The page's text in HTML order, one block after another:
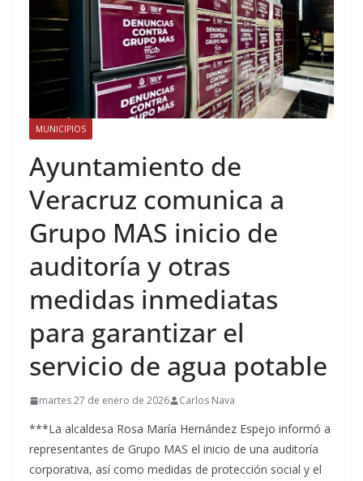
MUNICIPIOS
Ayuntamiento de
Veracruz comunica a
Grupo MAS inicio de
auditoría y otras
medidas inmediatas
para garantizar el
servicio de agua potable
martes 27 de enero de 2026 Carlos Nava
***La alcaldesa Rosa María Hernández Espejo informó a
representantes de Grupo MAS el inicio de una auditoría
corporativa, así como medidas de protección social y el